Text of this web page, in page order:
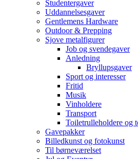
Studentergaver
Uddannelsesgaver
Gentlemens Hardware
Outdoor & Prepping
Sjove metalfigurer
Job og svendegaver
Anledning
Bryllupsgaver
Sport og interesser
Fritid
Musik
Vinholdere
Transport
Toiletrulleholdere og
Gavepakker
Billedkunst og fotokunst
Til børneværelset